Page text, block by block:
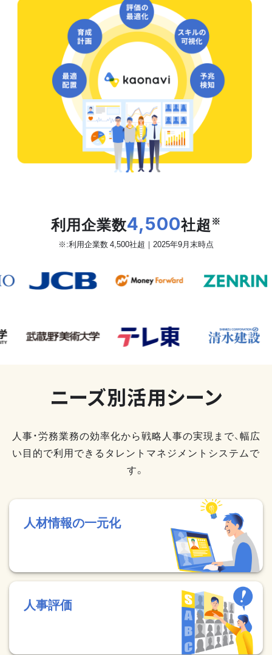
利用企業数4,500社超 ※
※:利用企業数 4,500社超｜2025年9月末時点
ニーズ別活用シーン
人事・労務業務の効率化から戦略人事の実現まで、幅広
い目的で利用できるタレントマネジメントシステムで
す。
人材情報の一元化
人事評価